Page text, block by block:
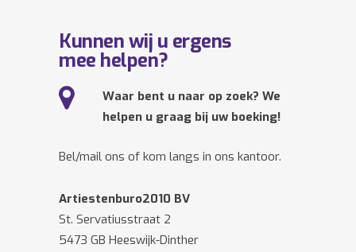
Kunnen wij u ergens
mee helpen?
Waar bent u naar op zoek? We
helpen u graag bij uw boeking!
Bel/mail ons of kom langs in ons kantoor.
Artiestenburo2010 BV
St. Servatiusstraat 2
5473 GB Heeswijk-Dinther